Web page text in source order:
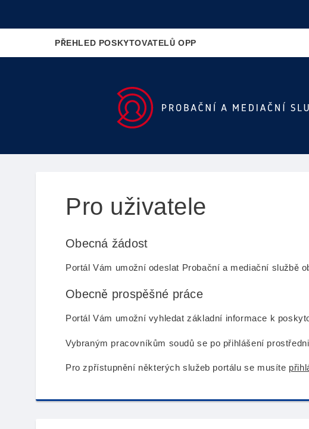
PŘEHLED POSKYTOVATELŮ OPP
Pro uživatele
Obecná žádost
Portál Vám umožní odeslat Probační a mediační službě
Obecně prospěšné práce
Portál Vám umožní vyhledat základní informace k
Vybraným pracovníkům soudů se po přihlášení
Pro zpřístupnění některých služeb portálu se musíte